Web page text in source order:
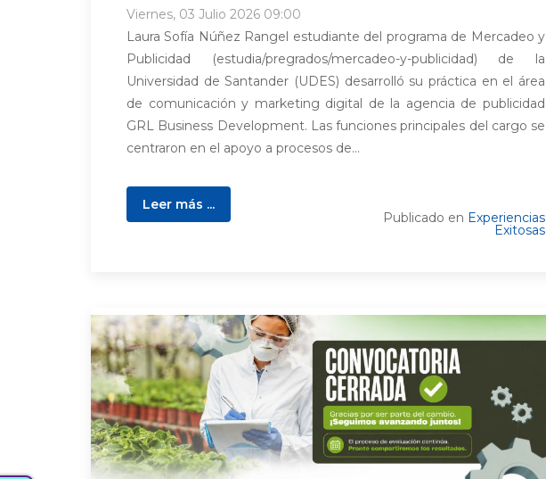
Viernes, 03 Julio 2026 09:00
Laura Sofía Núñez Rangel estudiante del programa de Mercadeo y
Publicidad (estudia/pregrados/mercadeo-y-publicidad) de la
Universidad de Santander (UDES) desarrolló su práctica en el área
de comunicación y marketing digital de la agencia de publicidad
GRL Business Development. Las funciones principales del cargo se
centraron en el apoyo a procesos de...
Leer más ...
Publicado en Experiencias
Exitosas